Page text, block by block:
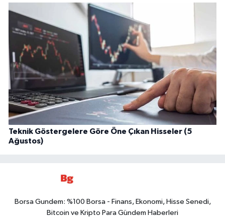
Teknik Göstergelere Göre Öne Çıkan Hisseler (5
Ağustos)
Borsa Gundem: %100 Borsa - Finans, Ekonomi, Hisse Senedi,
Bitcoin ve Kripto Para Gündem Haberleri